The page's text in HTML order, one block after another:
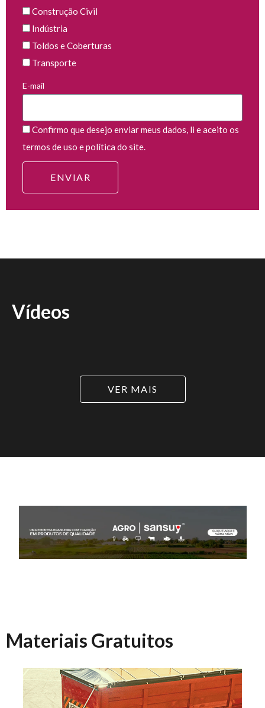
Construção Civil
Indústria
Toldos e Coberturas
Transporte
E-mail
Confirmo que desejo enviar meus dados, li e aceito os
termos de uso e política do site.
Vídeos
VER MAIS
Materiais Gratuitos